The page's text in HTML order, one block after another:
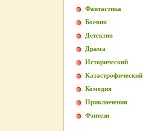
Фантастика
Боевик
Детектив
Драма
Исторический
Катастрофический
Комедия
Приключения
Фэнтези